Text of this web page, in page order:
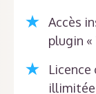
Accès
plugin
illimitée